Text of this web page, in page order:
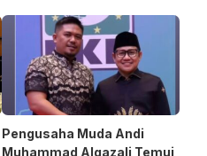
Pengusaha Muda Andi
Muhammad Algazali Temui